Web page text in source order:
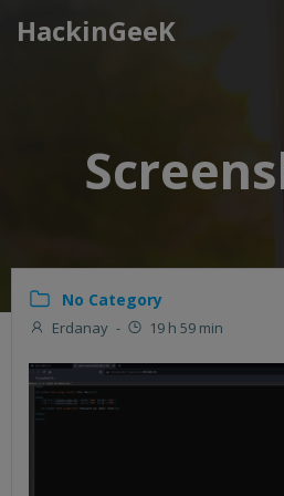
HackinGeeK
No Category
Erdanay - 19 h 59 min